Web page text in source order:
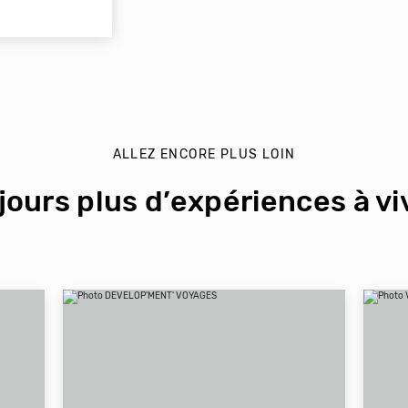
ALLEZ ENCORE PLUS LOIN
plus d’expériences à